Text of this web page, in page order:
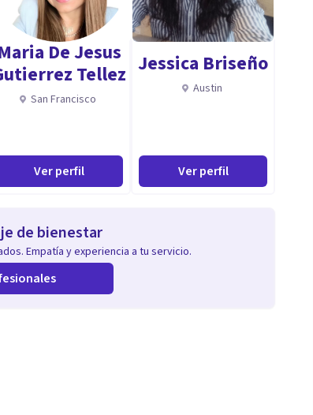
alimenticios y distorsiones del cuerpo, mi
Trabajo en colaboración con mis pacientes
cuerpo y su mente. Juntos exploramos las
De Jesus
Tellez
San Francisco
Ver perfil
Jessica Briseño
Austin
Ver perfil
de bienestar
Empatía y experiencia a tu servicio.